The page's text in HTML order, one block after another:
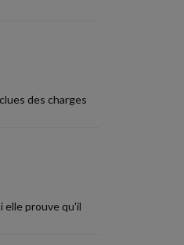
des charges
elle prouve qu'il